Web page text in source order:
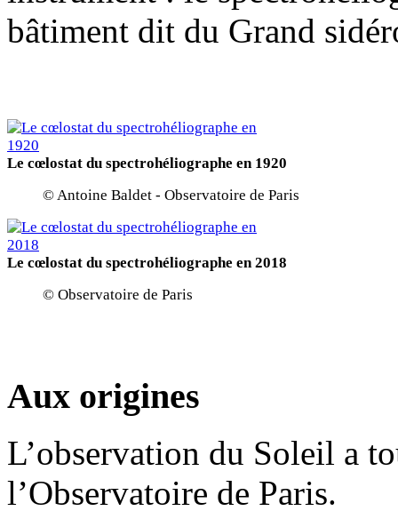
bâtiment dit du Grand
Le cœlostat du spectrohéliographe en 1920
© Antoine Baldet - Observatoire de Paris
Le cœlostat du spectrohéliographe en 2018
© Observatoire de Paris
Aux origines
L’observation du Soleil a
l’Observatoire de Paris.